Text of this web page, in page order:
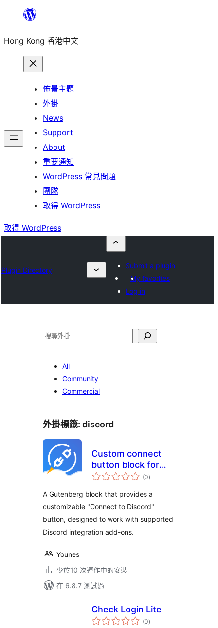
主
Hong Kong 香港中文
佈景主題
外掛
News
Support
About
重要通知
WordPress 常見問題
團隊
取得 WordPress
取得 WordPress
Plugin Directory
Submit a plugin
My favorites
Log in
搜
All
Community
Commercial
外掛標籤: discord
Custom connect
button block for
Discord
(0總
評)
A Gutenberg block that provides a
customizable "Connect to Discord"
button, designed to work with supported
Discord integration add-ons.
Younes
少於10 次運作中的安裝
在 6.8.7 測試過
Check Login Lite
(0總
評)